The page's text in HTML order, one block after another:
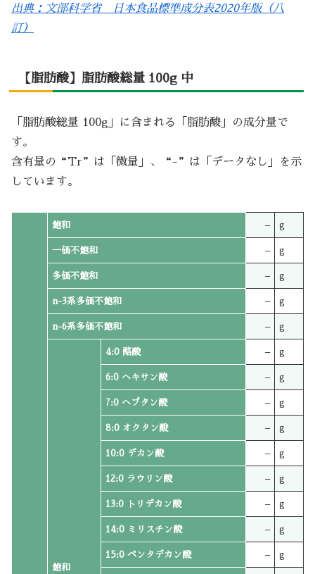
出典：文部科学省 日本食品標準成分表2020年版（八
訂）
【脂肪酸】脂肪酸総量 100g 中
「脂肪酸総量 100g」に含まれる「脂肪酸」の成分量で
す。
含有量の“Tr”は「微量」、“-”は「データなし」を示
しています。
飽和 – g
一価不飽和 – g
多価不飽和 – g
n-3系多価不飽和 – g
n-6系多価不飽和 – g
飽和
4:0 酪酸 – g
6:0 ヘキサン酸 – g
7:0 ヘプタン酸 – g
8:0 オクタン酸 – g
10:0 デカン酸 – g
12:0 ラウリン酸 – g
13:0 トリデカン酸 – g
14:0 ミリスチン酸 – g
15:0 ペンタデカン酸 – g